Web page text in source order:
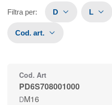
Filtra per: D L
Cod. art.
Cod. Art
PD6S708001000
DM16